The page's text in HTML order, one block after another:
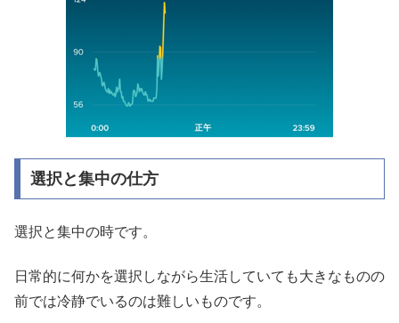
選択と集中の仕方
選択と集中の時です。
日常的に何かを選択しながら生活していても大きなものの
前では冷静でいるのは難しいものです。